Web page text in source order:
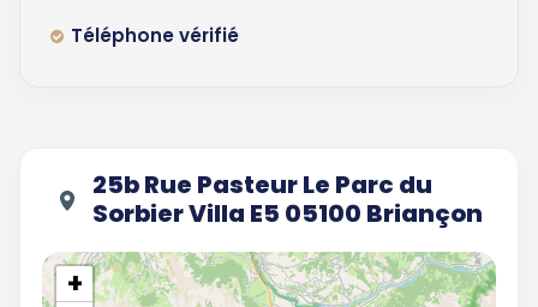
Téléphone vérifié
25b Rue Pasteur Le Parc du
Sorbier Villa E5 05100 Briançon
+